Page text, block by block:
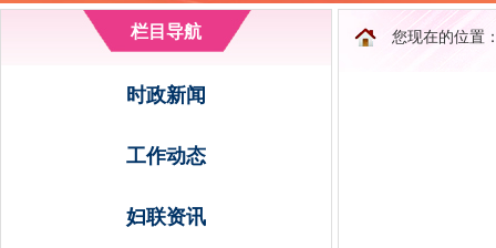
栏目导航
时政新闻
工作动态
妇联资讯
您现在的位置